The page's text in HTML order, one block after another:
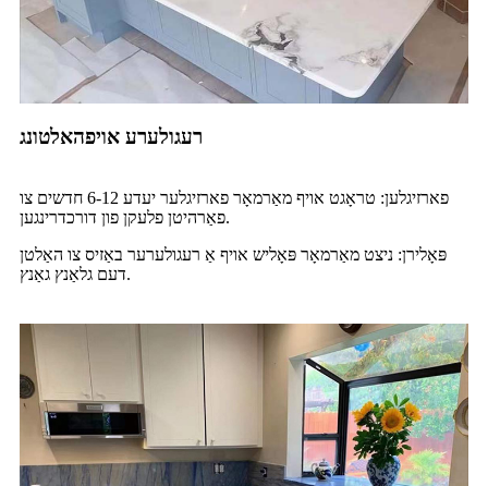
רעגולערע אויפהאלטונג
פארזיגלען: טראָגט אויף מאַרמאָר פארזיגלער יעדע 6-12 חדשים צו
פאַרהיטן פלעקן פון דורכדרינגען.
פּאָלירן: ניצט מאַרמאָר פּאָליש אויף אַ רעגולערער באַזיס צו האַלטן
דעם גלאַנץ גאַנץ.